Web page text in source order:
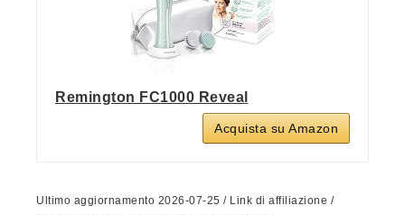
Remington FC1000 Reveal
Acquista su Amazon
Ultimo aggiornamento 2026-07-25 / Link di affiliazione /